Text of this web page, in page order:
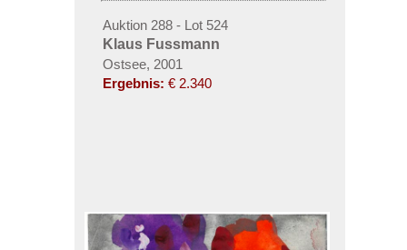
Auktion 288 - Lot 524
Klaus Fussmann
Ostsee, 2001
Ergebnis: € 2.340